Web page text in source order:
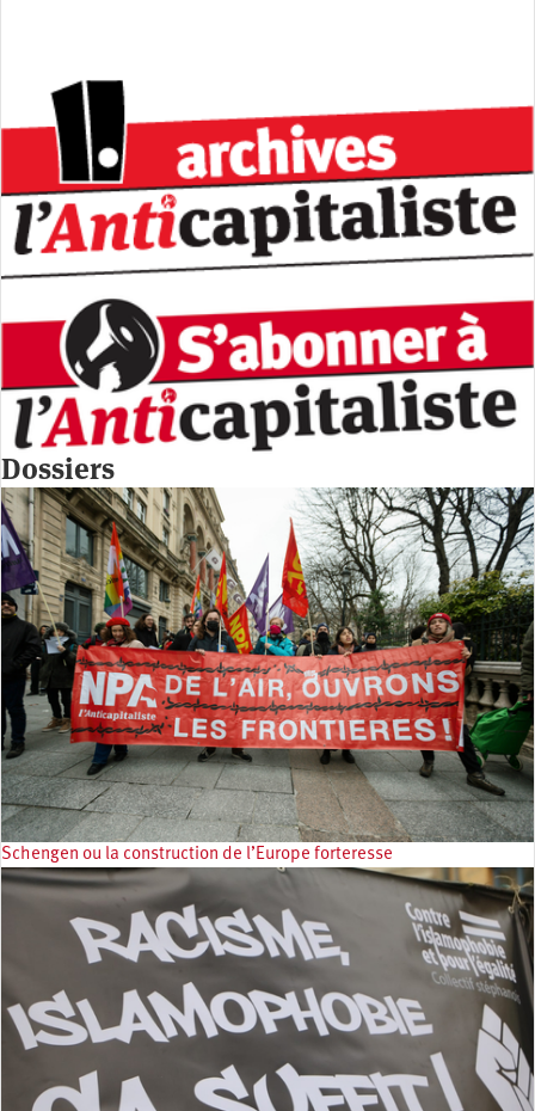
Dossiers
Schengen ou la construction de l’Europe forteresse